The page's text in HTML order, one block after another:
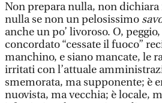
Non prepara nulla, non
nulla se non un pelosissimo
anche un po’ livoroso. O,
concordato “cessate il fuoco”
manchino, e siano mancate, le
irritati con l’attuale
smemorata, ma supponente; è
nuovista, ma vecchia; è locale,